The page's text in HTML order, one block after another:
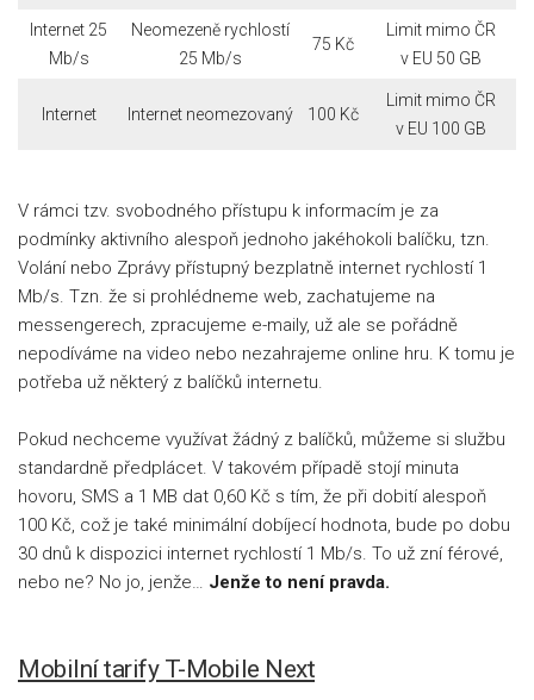
Internet 25
Mb/s
Neomezeně rychlostí
25 Mb/s
75 Kč
Limit mimo ČR
v EU 50 GB
Internet Internet neomezovaný 100 Kč
Limit mimo ČR
v EU 100 GB
V rámci tzv. svobodného přístupu k informacím je za
podmínky aktivního alespoň jednoho jakéhokoli balíčku, tzn.
Volání nebo Zprávy přístupný bezplatně internet rychlostí 1
Mb/s. Tzn. že si prohlédneme web, zachatujeme na
messengerech, zpracujeme e-maily, už ale se pořádně
nepodíváme na video nebo nezahrajeme online hru. K tomu je
potřeba už některý z balíčků internetu.
Pokud nechceme využívat žádný z balíčků, můžeme si službu
standardně předplácet. V takovém případě stojí minuta
hovoru, SMS a 1 MB dat 0,60 Kč s tím, že při dobití alespoň
100 Kč, což je také minimální dobíjecí hodnota, bude po dobu
30 dnů k dispozici internet rychlostí 1 Mb/s. To už zní férové,
nebo ne? No jo, jenže… Jenže to není pravda.
Mobilní tarify T-Mobile Next